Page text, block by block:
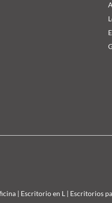
| Escritorio en L | Escritorios